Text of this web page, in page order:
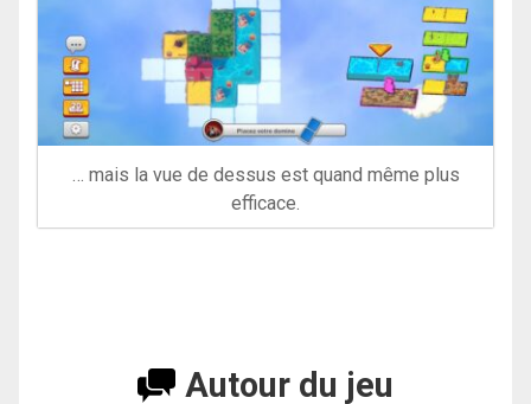
… mais la vue de dessus est quand même plus
efficace.
Autour du jeu